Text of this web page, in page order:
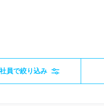
員で絞り込み